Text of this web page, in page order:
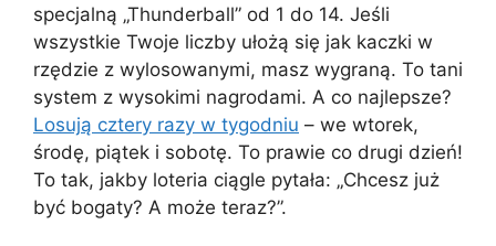
specjalną „Thunderball” od 1 do 14. Jeśli
wszystkie Twoje liczby ułożą się jak kaczki w
rzędzie z wylosowanymi, masz wygraną. To tani
system z wysokimi nagrodami. A co najlepsze?
Losują cztery razy w tygodniu – we wtorek,
środę, piątek i sobotę. To prawie co drugi dzień!
To tak, jakby loteria ciągle pytała: „Chcesz już
być bogaty? A może teraz?”.